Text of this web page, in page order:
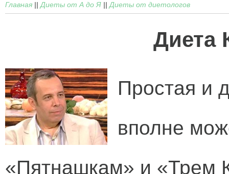
Главная || Диеты от А до Я || Диеты от диетологов
Диета
Простая и
вполне
«Пятнашкам» и «Трем